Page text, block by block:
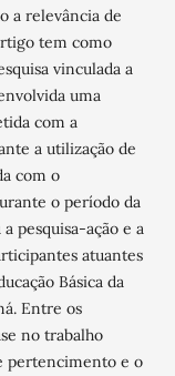
a relevância de
tem como
vinculada a
uma
com a
a utilização de
com o
o período da
pesquisa-ação e a
atuantes
Básica da
Entre os
no trabalho
pertencimento e o